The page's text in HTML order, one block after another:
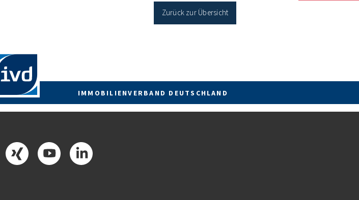
Zurück zur Übersicht
IMMOBILIENVERBAND DEUTSCHLAND